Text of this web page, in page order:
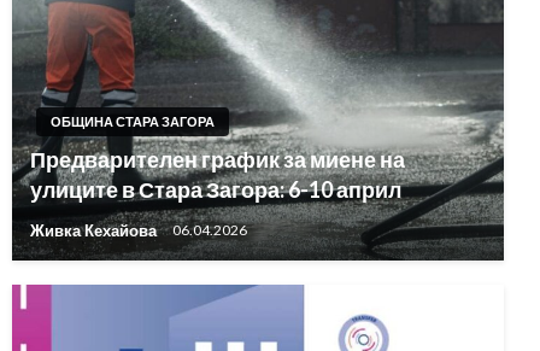
ОБЩИНА СТАРА ЗАГОРА
Предварителен график за миене на
улиците в Стара Загора: 6-10 април
Живка Кехайова 06.04.2026